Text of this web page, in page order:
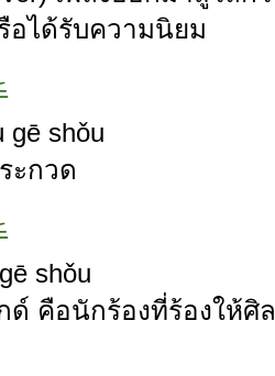
อได้รับความนิยม
gē shǒu
ะกวด
shǒu
ด์ คือนักร้องที่ร้องให้ศิ